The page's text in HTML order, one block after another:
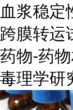
血浆稳定
跨膜转运
药物-药
毒理学研